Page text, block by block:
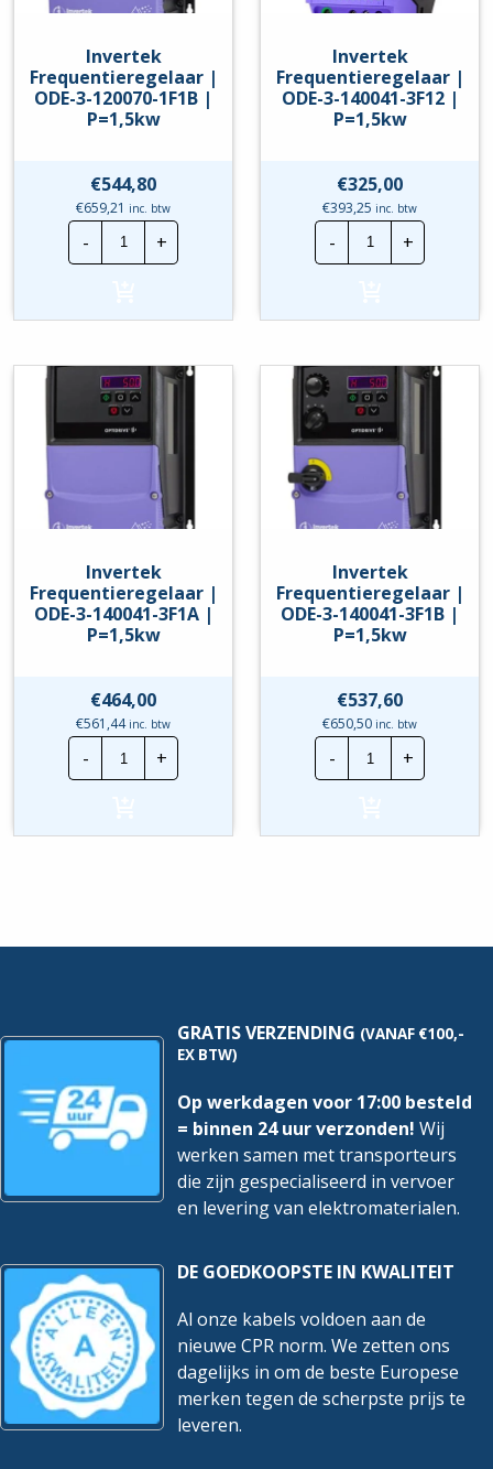
Invertek
Frequentieregelaar |
ODE-3-120070-1F1B |
P=1,5kw
€544,80
€659,21 inc. btw
-
Invertek
Frequentieregelaar
|
120070-
P=1,5kw
hoeveelheid
+
Invertek
Frequentieregelaar |
ODE-3-140041-3F12 |
P=1,5kw
€325,00
€393,25 inc. btw
-
Invertek
|
140041-
P=1,5kw
hoeveelheid
+
Invertek
Frequentieregelaar |
ODE-3-140041-3F1A |
P=1,5kw
€464,00
€561,44inc. btw
-
Invertek
Frequentieregelaar
|
140041-
+
Invertek
Frequentieregelaar |
ODE-3-140041-3F1B |
P=1,5kw
€537,60
€650,50 inc. btw
-
Invertek
|
140041-
+
GRATIS VERZENDING (VANAF €100,-
EX BTW)
Op werkdagen voor 17:00 besteld
= binnen 24 uur verzonden! Wij
werken samen met transporteurs
die zijn gespecialiseerd in vervoer
en levering van elektromaterialen.
DE GOEDKOOPSTE IN KWALITEIT
Al onze kabels voldoen aan de
nieuwe CPR norm. We zetten ons
dagelijks in om de beste Europese
merken tegen de scherpste prijs te
leveren.